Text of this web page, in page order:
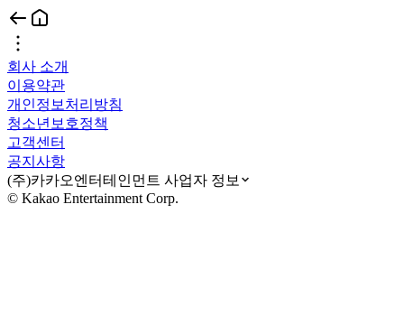
회사 소개
이용약관
개인정보처리방침
청소년보호정책
고객센터
공지사항
(주)카카오엔터테인먼트 사업자 정보
© Kakao Entertainment Corp.